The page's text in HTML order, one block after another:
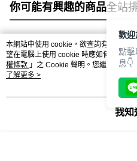
你可能有興趣的商品全站
熱門標籤
本網站中使用 cookie，欲查詢有關本網
望在電腦上使用 cookie 時應如何變更電
權條款 」之 Cookie 聲明。您繼續使用
用條款之 Cookie 聲明使用 cookie。
了解更多 >
我知
歡
點
息👇